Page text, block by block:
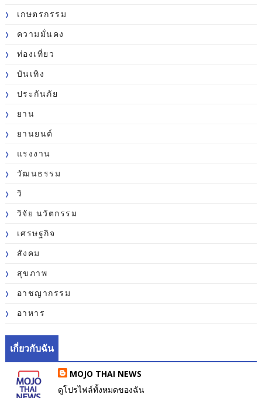
เกษตรกรรม
ความมั่นคง
ท่องเที่ยว
บันเทิง
ประกันภัย
ยาน
ยานยนต์
แรงงาน
วัฒนธรรม
วิ
วิจัย นวัตกรรม
เศรษฐกิจ
สังคม
สุขภาพ
อาชญากรรม
อาหาร
เกี่ยวกับฉัน
MOJO THAI NEWS
ดูโปรไฟล์ทั้งหมดของฉัน